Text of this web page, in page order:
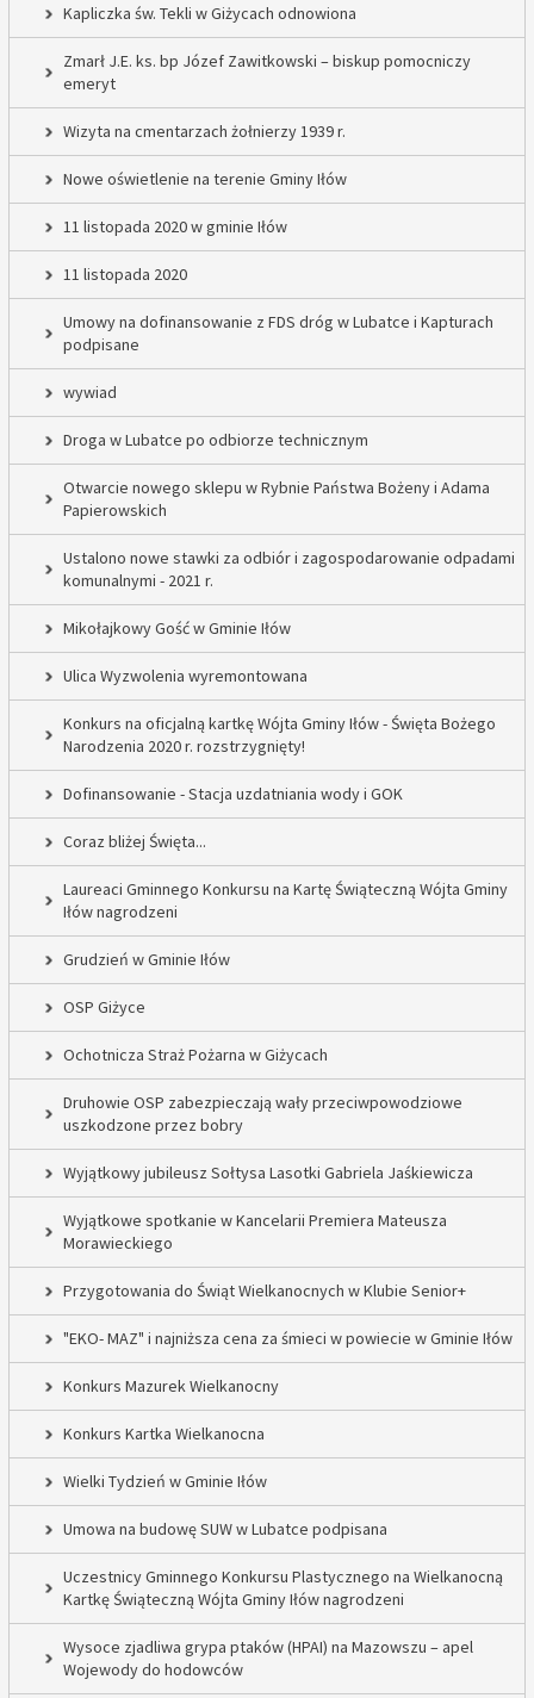
Kapliczka św. Tekli w Giżycach odnowiona
Zmarł J.E. ks. bp Józef Zawitkowski – biskup pomocniczy
emeryt
Wizyta na cmentarzach żołnierzy 1939 r.
Nowe oświetlenie na terenie Gminy Iłów
11 listopada 2020 w gminie Iłów
11 listopada 2020
Umowy na dofinansowanie z FDS dróg w Lubatce i Kapturach
podpisane
wywiad
Droga w Lubatce po odbiorze technicznym
Otwarcie nowego sklepu w Rybnie Państwa Bożeny i Adama
Papierowskich
Ustalono nowe stawki za odbiór i zagospodarowanie odpadami
komunalnymi - 2021 r.
Mikołajkowy Gość w Gminie Iłów
Ulica Wyzwolenia wyremontowana
Konkurs na oficjalną kartkę Wójta Gminy Iłów - Święta Bożego
Narodzenia 2020 r. rozstrzygnięty!
Dofinansowanie - Stacja uzdatniania wody i GOK
Coraz bliżej Święta...
Laureaci Gminnego Konkursu na Kartę Świąteczną Wójta Gminy
Iłów nagrodzeni
Grudzień w Gminie Iłów
OSP Giżyce
Ochotnicza Straż Pożarna w Giżycach
Druhowie OSP zabezpieczają wały przeciwpowodziowe
uszkodzone przez bobry
Wyjątkowy jubileusz Sołtysa Lasotki Gabriela Jaśkiewicza
Wyjątkowe spotkanie w Kancelarii Premiera Mateusza
Morawieckiego
Przygotowania do Świąt Wielkanocnych w Klubie Senior+
"EKO- MAZ" i najniższa cena za śmieci w powiecie w Gminie Iłów
Konkurs Mazurek Wielkanocny
Konkurs Kartka Wielkanocna
Wielki Tydzień w Gminie Iłów
Umowa na budowę SUW w Lubatce podpisana
Uczestnicy Gminnego Konkursu Plastycznego na Wielkanocną
Kartkę Świąteczną Wójta Gminy Iłów nagrodzeni
Wysoce zjadliwa grypa ptaków (HPAI) na Mazowszu – apel
Wojewody do hodowców